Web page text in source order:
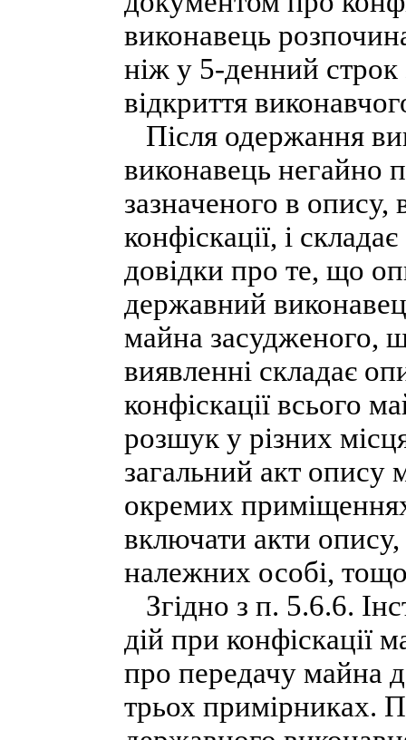
виконавець
ніж у 5-денний
відкриття
Після одержання
виконавець негайно
зазначеного в
конфіскації, і
довідки про те, що
державний
майна засудженого,
виявленні складає
конфіскації всього
розшук у різних
загальний акт опису
окремих
включати акти опису,
належних особі,
Згідно з п. 5.6.6.
дій при конфіскації
про передачу майна
трьох примірниках.